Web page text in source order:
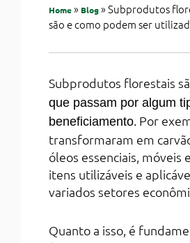
Home» Blog»Subprodutos
são e como podem ser
Subprodutos florestais
que passam por algum
beneficiamento. Por
transformaram em
óleos essenciais, móveis
itens utilizáveis e
variados setores
Quanto a isso, é